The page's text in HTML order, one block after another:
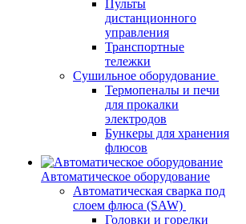
Пульты
дистанционного
управления
Транспортные
тележки
Сушильное оборудование
Термопеналы и печи
для прокалки
электродов
Бункеры для хранения
флюсов
Автоматическое оборудование
Автоматическая сварка под
слоем флюса (SAW)
Головки и горелки